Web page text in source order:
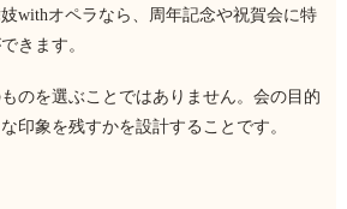
withオペラなら、周年記念や祝賀会に特
きます。
のを選ぶことではありません。会の目的
印象を残すかを設計することです。